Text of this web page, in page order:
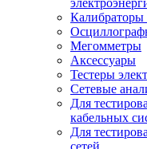
Калибраторы
Мегомметры
Аксессуары
Тестеры
Сетевые
Для
кабельных
Для
сетей